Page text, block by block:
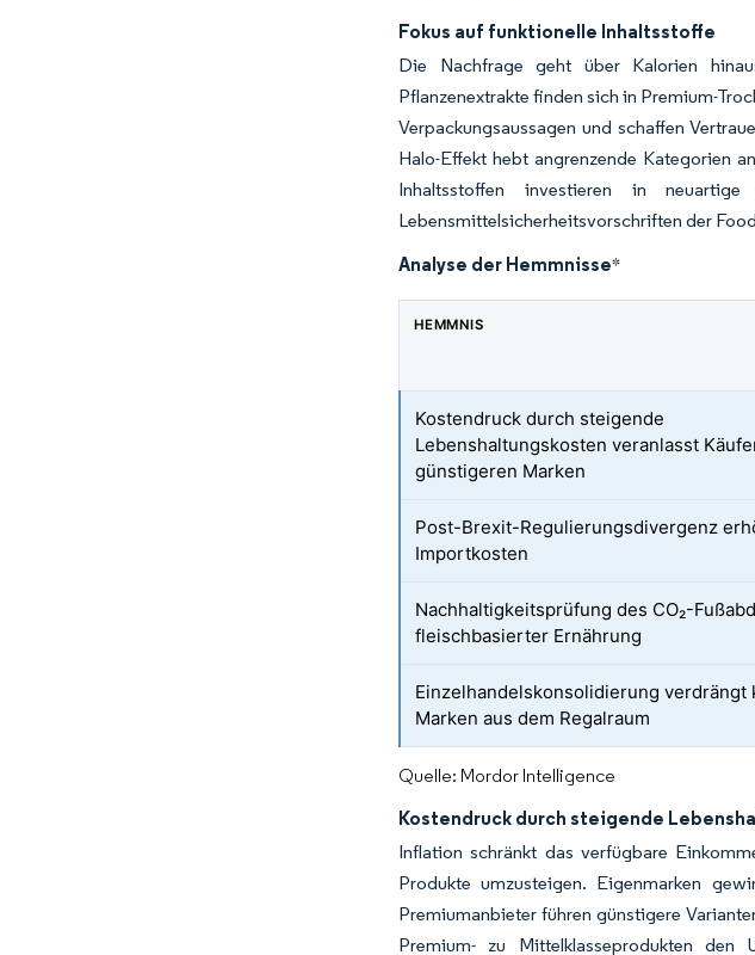
Fokus auf funktionelle Inhaltsstoffe
Die Nachfrage geht über Kalorien
Pflanzenextrakte finden sich in Premium-
Verpackungsaussagen und schaffen
Halo-Effekt hebt angrenzende Kategorien
Inhaltsstoffen investieren in
Lebensmittelsicherheitsvorschriften der
Analyse der Hemmnisse*
HEMMNIS
Kostendruck durch steigende
Lebenshaltungskosten veranlasst
günstigeren Marken
Post-Brexit-Regulierungsdivergenz
Importkosten
Nachhaltigkeitsprüfung des CO₂-
fleischbasierter Ernährung
Einzelhandelskonsolidierung verdrängt
Marken aus dem Regalraum
Quelle: Mordor Intelligence
Kostendruck durch steigende
Inflation schränkt das verfügbare
Produkte umzusteigen. Eigenmarken
Premiumanbieter führen günstigere
Premium- zu Mittelklasseprodukten den